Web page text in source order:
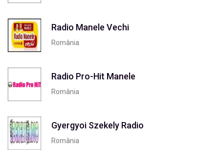
Radio Manele Vechi
România
Radio Pro-Hit Manele
România
Gyergyoi Szekely Radio
România